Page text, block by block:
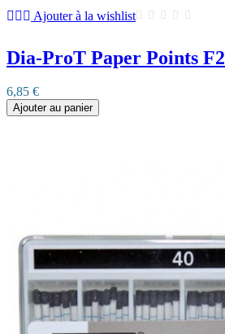
Ajouter à la wishlist
Dia-ProT Paper Points F2
6,85 €
Ajouter au panier